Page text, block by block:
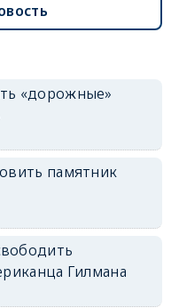
«дорожные»
памятник
Гилмана